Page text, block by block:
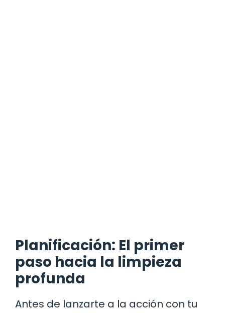
Planificación: El primer
paso hacia la limpieza
profunda
Antes de lanzarte a la acción con tu